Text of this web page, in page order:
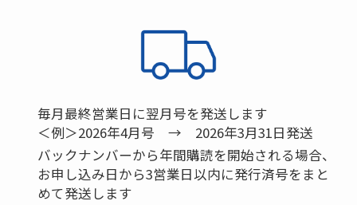
毎月最終営業日に翌月号を発送します
＜例＞2026年4月号 → 2026年3月31日発送
バックナンバーから年間購読を開始される場合、
お申し込み日から3営業日以内に発行済号をまと
めて発送します